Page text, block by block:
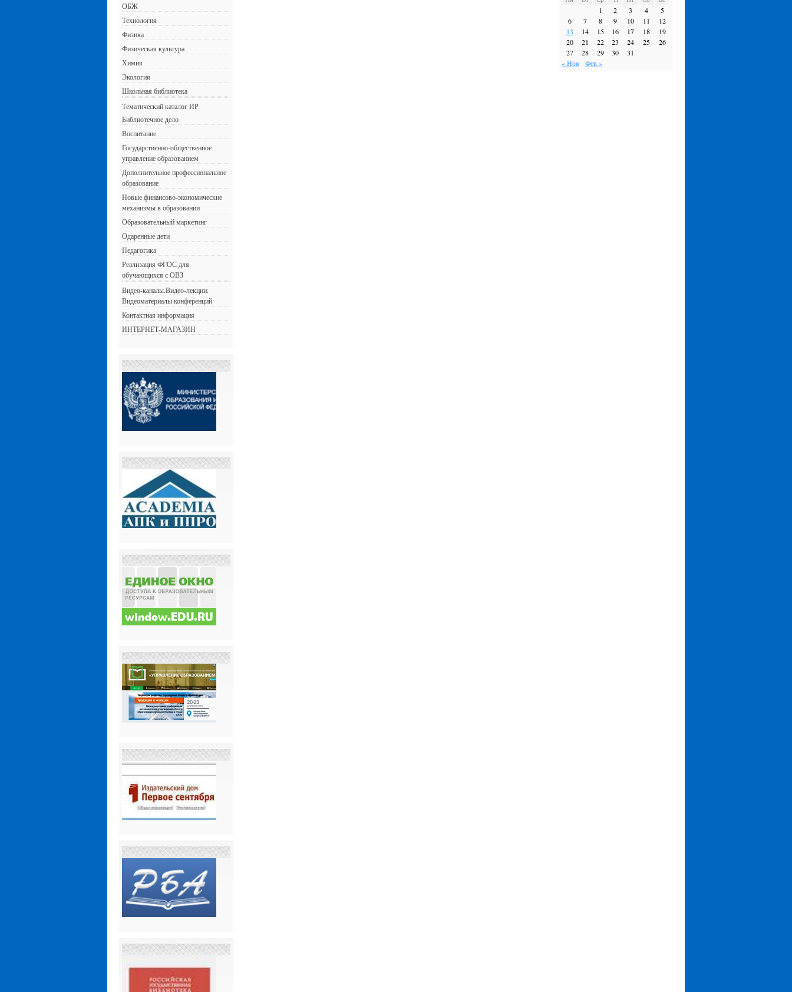
ОБЖ
Технология
Физика
Физическая культура
Химия
Экология
Школьная библиотека
Тематический каталог ИР
Библиотечное дело
Воспитание
Государственно-общественное
управление образованием
Дополнительное профессиональное
образование
Новые финансово-экономические
механизмы в образовании
Образовательный маркетинг
Одаренные дети
Педагогика
Реализация ФГОС для
обучающихся с ОВЗ
Видео-каналы.Видео-лекции.
Видеоматериалы конференций
Контактная информация
ИНТЕРНЕТ-МАГАЗИН
1 2 3 4
5
6
7 8 9 10 11
12
13
14 15 16 17 18
19
20
21 22 23 24 25
26
27
28 29 30
31
« Ноя
Фев »